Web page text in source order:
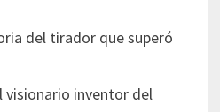
del tirador que superó
visionario inventor del